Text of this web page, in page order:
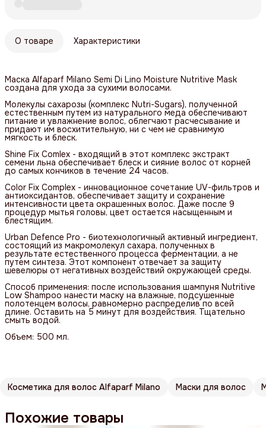
О товаре Характеристики
Маска Alfaparf Milano Semi Di Lino Moisture Nutritive Mask
создана для ухода за сухими волосами.
Молекулы сахарозы (комплекс Nutri-Sugars), полученной
естественным путем из натурального меда обеспечивают
питание и увлажнение волос, облегчают расчесывание и
придают им восхитительную, ни с чем не сравнимую
мягкость и блеск.
Shine Fix Comlex - входящий в этот комплекс экстракт
семени льна обеспечивает блеск и сияние волос от корней
до самых кончиков в течение 24 часов.
Color Fix Complex - инновационное сочетание UV-фильтров и
антиоксидантов, обеспечивает защиту и сохранение
интенсивности цвета окрашенных волос. Даже после 9
процедур мытья головы, цвет остается насыщенным и
блестящим.
Urban Defence Pro - биотехнологичный активный ингредиент,
состоящий из макромолекул сахара, полученных в
результате естественного процесса ферментации, а не
путем синтеза. Этот компонент отвечает за защиту
шевелюры от негативных воздействий окружающей среды.
Способ применения: после использования шампуня Nutritive
Low Shampoo нанести маску на влажные, подсушенные
полотенцем волосы, равномерно распределив по всей
длине. Оставить на 5 минут для воздействия. Тщательно
смыть водой.
Объем: 500 мл.
Косметика для волос Alfaparf Milano Маски для волос
Похожие товары